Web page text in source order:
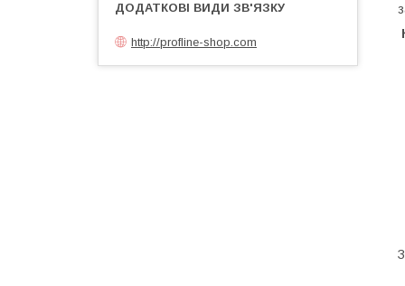
http://profline-shop.com